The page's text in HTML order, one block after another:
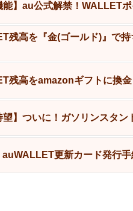
能】au公式解禁！WALLET
残高を『金(ゴールド)』で
残高をamazonギフトに換
望】ついに！ガソリンスタ
更新カード発行手